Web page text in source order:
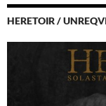
HERETOIR /